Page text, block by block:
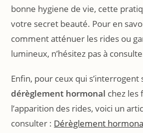
bonne hygiene de vie, cette
votre secret beauté. Pour en
comment atténuer les rides ou
lumineux, n’hésitez pas à
Enfin, pour ceux qui
dérèglement hormonal chez les
l’apparition des rides, voici un
consulter : Dérèglement